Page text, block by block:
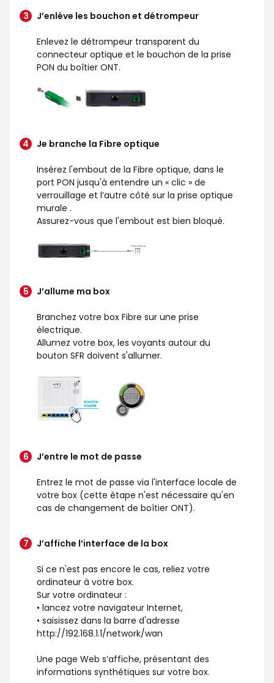
J’enlève les bouchon et détrompeur
Enlevez le détrompeur transparent du
connecteur optique et le bouchon de la prise
PON du boîtier ONT.
Je branche la Fibre optique
Insérez l'embout de la Fibre optique, dans le
port PON jusqu'à entendre un « clic » de
verrouillage et l’autre côté sur la prise optique
murale .
Assurez-vous que l'embout est bien bloqué.
J’allume ma box
Branchez votre box Fibre sur une prise
électrique.
Allumez votre box, les voyants autour du
bouton SFR doivent s'allumer.
J’entre le mot de passe
Entrez le mot de passe via l'interface locale de
votre box (cette étape n'est nécessaire qu'en
cas de changement de boîtier ONT).
J’affiche l’interface de la box
Si ce n'est pas encore le cas, reliez votre
ordinateur à votre box.
Sur votre ordinateur :
• lancez votre navigateur Internet,
• saisissez dans la barre d'adresse
http://192.168.1.1/network/wan
Une page Web s’affiche, présentant des
informations synthétiques sur votre box.